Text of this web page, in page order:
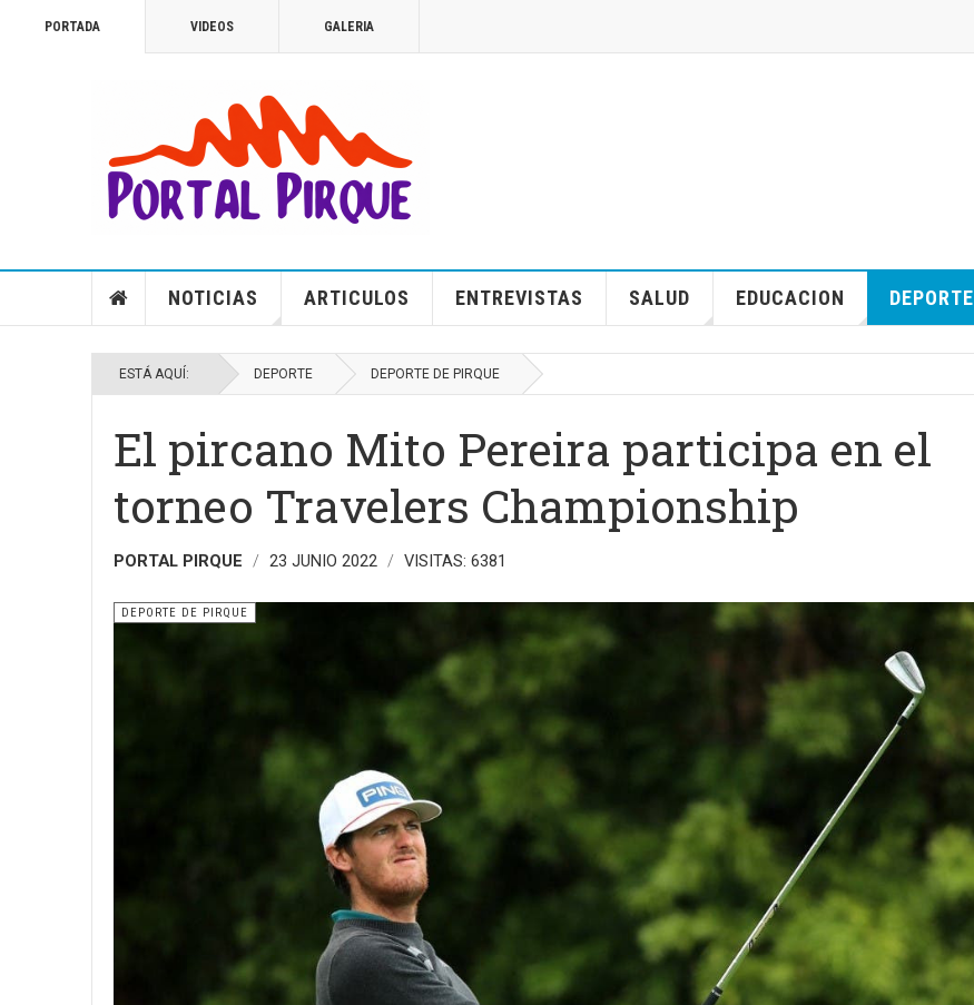
PORTADA VIDEOS GALERIA
NOTICIAS ARTICULOS ENTREVISTAS SALUD EDUCACION DEPORTE
ESTÁ AQUÍ: DEPORTE DEPORTE DE PIRQUE
El pircano Mito Pereira participa en el
torneo Travelers Championship
PORTAL PIRQUE 23 JUNIO 2022 VISITAS: 6381
DEPORTE DE PIRQUE